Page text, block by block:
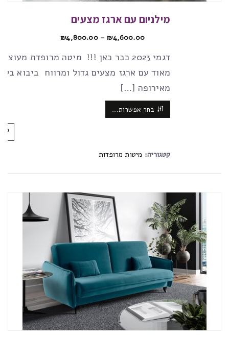
מילניום עם ארגז מצעים
₪4,600.00
–
₪4,800.00
דגמי 2023 כבר כאן !!! מיטה מרופדת
מאוד עם ארגז מצעים גדול ומרווח ביבוא
מאירופה […]
בחר אפשרות...
קטגוריה: מיטות מרופדות